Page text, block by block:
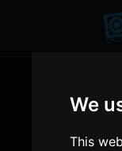
We
This